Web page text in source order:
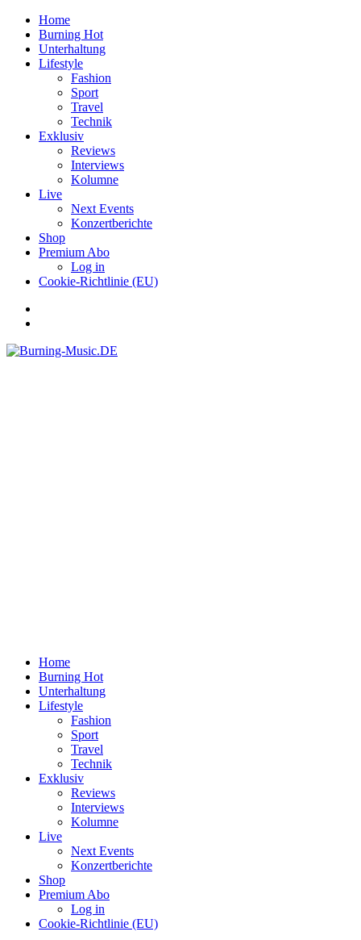
Home
Burning Hot
Unterhaltung
Lifestyle
Fashion
Sport
Travel
Technik
Exklusiv
Reviews
Interviews
Kolumne
Live
Next Events
Konzertberichte
Shop
Premium Abo
Log in
Cookie-Richtlinie (EU)
Home
Burning Hot
Unterhaltung
Lifestyle
Fashion
Sport
Travel
Technik
Exklusiv
Reviews
Interviews
Kolumne
Live
Next Events
Konzertberichte
Shop
Premium Abo
Log in
Cookie-Richtlinie (EU)